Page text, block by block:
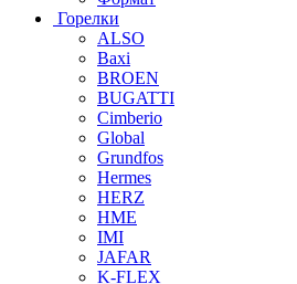
Горелки
ALSO
Baxi
BROEN
BUGATTI
Cimberio
Global
Grundfos
Hermes
HERZ
HME
IMI
JAFAR
K-FLEX